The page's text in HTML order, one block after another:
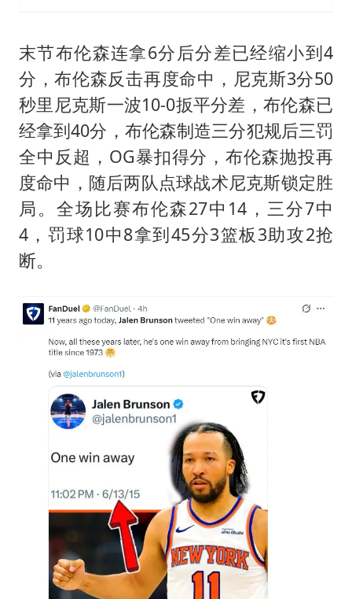
末节布伦森连拿6分后分差已经缩小到4
分，布伦森反击再度命中，尼克斯3分50
秒里尼克斯一波10-0扳平分差，布伦森已
经拿到40分，布伦森制造三分犯规后三罚
全中反超，OG暴扣得分，布伦森抛投再
度命中，随后两队点球战术尼克斯锁定胜
局。全场比赛布伦森27中14，三分7中
4，罚球10中8拿到45分3篮板3助攻2抢
断。